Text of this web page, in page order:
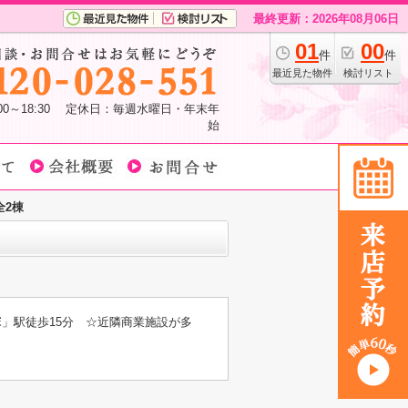
最終更新：2026年08月06日
01件
最近見た物件
00件
検討リスト
～18:30 定休日：毎週水曜日・年末年
始
2棟
駅徒歩15分 ☆近隣商業施設が多